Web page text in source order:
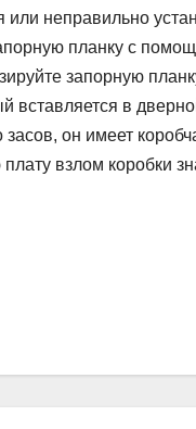
неправильно
планку с
запорную
в
он имеет
взлом коробки